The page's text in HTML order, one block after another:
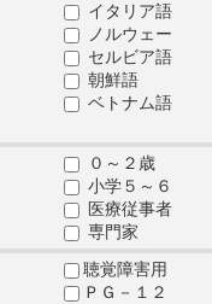
イタリア語
ノルウェー
セルビア語
朝鮮語
ベトナム語
０～２歳
小学５～６
医療従事者
専門家
聴覚障害用
ＰＧ－１２